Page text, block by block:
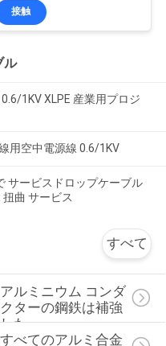
接触
ル
1KV XLPE 産業用プロジ
用空中電源線 0.6/1KV
サービスドロップケーブル
曲 サービス
すべて
アルミニウム コンダ
クターの鋼鉄は補強
した
すべてのアルミ合金